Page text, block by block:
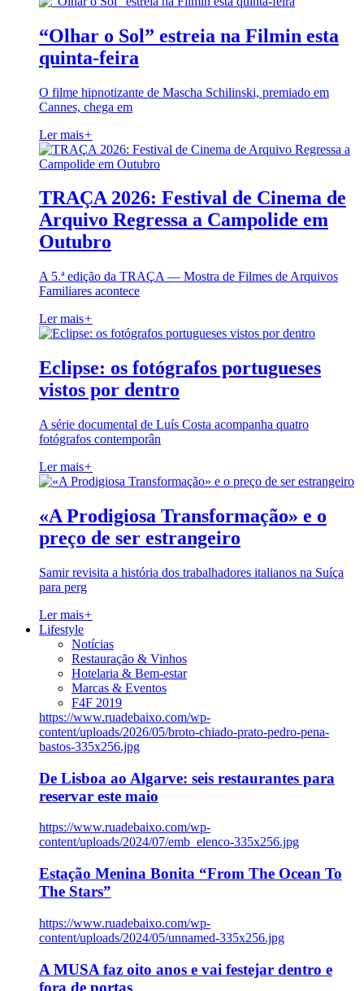
“Olhar o Sol” estreia na Filmin esta
quinta-feira
O filme hipnotizante de Mascha Schilinski, premiado em
Cannes, chega em
Ler mais+
TRAÇA 2026: Festival de Cinema de
Arquivo Regressa a Campolide em
Outubro
A 5.ª edição da TRAÇA — Mostra de Filmes de Arquivos
Familiares acontece
Ler mais+
Eclipse: os fotógrafos portugueses
vistos por dentro
A série documental de Luís Costa acompanha quatro
fotógrafos contemporân
Ler mais+
«A Prodigiosa Transformação» e o
preço de ser estrangeiro
Samir revisita a história dos trabalhadores italianos na Suíça
para perg
Ler mais+
Lifestyle
Notícias
Restauração & Vinhos
Hotelaria & Bem-estar
Marcas & Eventos
F4F 2019
https://www.ruadebaixo.com/wp-
content/uploads/2026/05/broto-chiado-prato-pedro-pena-
bastos-335x256.jpg
De Lisboa ao Algarve: seis restaurantes para
reservar este maio
https://www.ruadebaixo.com/wp-
content/uploads/2024/07/emb_elenco-335x256.jpg
Estação Menina Bonita “From The Ocean To
The Stars”
https://www.ruadebaixo.com/wp-
content/uploads/2024/05/unnamed-335x256.jpg
A MUSA faz oito anos e vai festejar dentro e
fora de portas